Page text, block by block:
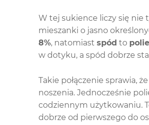
W tej sukience liczy się nie
mieszanki o jasno
8%, natomiast spód to
w dotyku, a spód dobrze
Takie połączenie sprawia,
noszenia. Jednocześnie
codziennym użytkowaniu.
dobrze od pierwszego do